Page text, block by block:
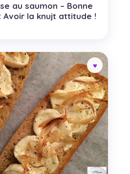
au saumon – Bonne
Avoir la knujt attitude !